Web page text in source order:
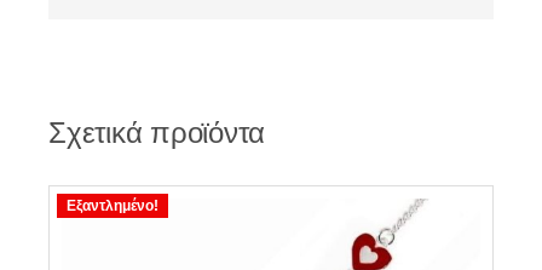
Σχετικά προϊόντα
Εξαντλημένο!